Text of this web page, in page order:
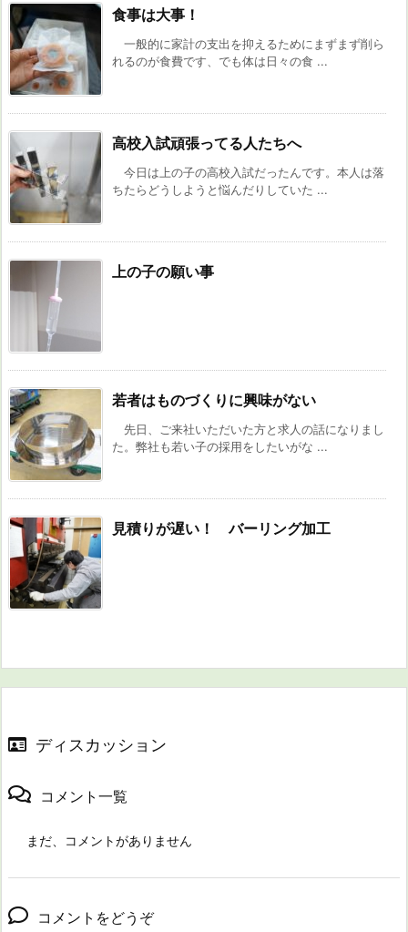
食事は大事！
一般的に家計の支出を抑えるためにまずまず削ら
れるのが食費です、でも体は日々の食 ...
高校入試頑張ってる人たちへ
今日は上の子の高校入試だったんです。本人は落
ちたらどうしようと悩んだりしていた ...
上の子の願い事
若者はものづくりに興味がない
先日、ご来社いただいた方と求人の話になりまし
た。弊社も若い子の採用をしたいがな ...
見積りが遅い！ バーリング加工
ディスカッション
コメント一覧
まだ、コメントがありません
コメントをどうぞ